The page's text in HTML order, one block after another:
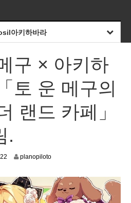
아키하바라
구 × 아키하
토 운 메구의
랜드 카페」
.
0
,
2
planopiloto